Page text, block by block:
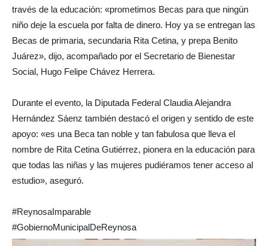
través de la educación: «prometimos Becas para que ningún
niño deje la escuela por falta de dinero. Hoy ya se entregan las
Becas de primaria, secundaria Rita Cetina, y prepa Benito
Juárez», dijo, acompañado por el Secretario de Bienestar
Social, Hugo Felipe Chávez Herrera.
Durante el evento, la Diputada Federal Claudia Alejandra
Hernández Sáenz también destacó el origen y sentido de este
apoyo: «es una Beca tan noble y tan fabulosa que lleva el
nombre de Rita Cetina Gutiérrez, pionera en la educación para
que todas las niñas y las mujeres pudiéramos tener acceso al
estudio», aseguró.
#ReynosaImparable
#GobiernoMunicipalDeReynosa